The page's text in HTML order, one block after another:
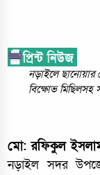
নড়াইলে ছানোয়ার
বিক্ষোভ মিছিলসহ
মো: রফিকুল
নড়াইল সদর